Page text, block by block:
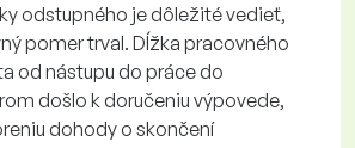
odstupného je dôležité vedieť,
pomer trval. Dĺžka pracovného
od nástupu do práce do
došlo k doručeniu výpovede,
dohody o skončení